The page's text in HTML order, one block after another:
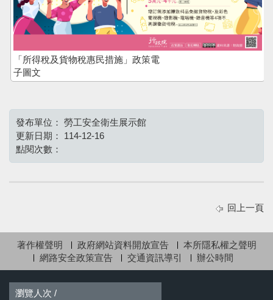
「所得稅及貨物稅惠民措施」政策電
子圖文
發布單位： 勞工安全衛生展示館
更新日期：
114-12-16
點閱次數：
回上一頁
著作權聲明 政府網站資料開放宣告
本所隱私權之聲明
網路安全政策宣告
交通資訊導引 辦公時間
瀏覽人次 /